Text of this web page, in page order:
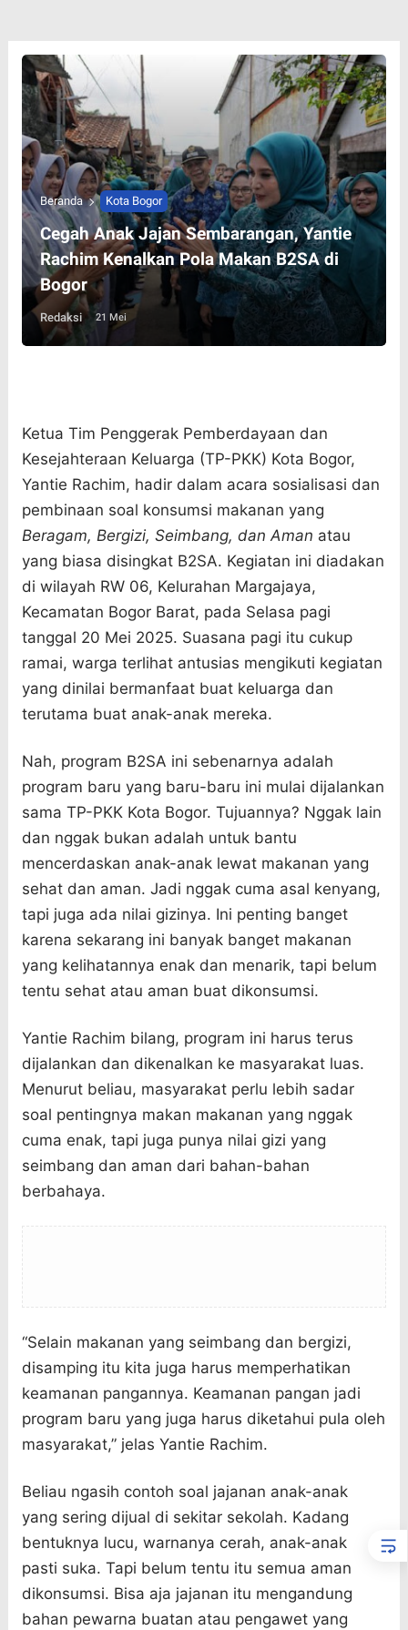
Beranda Kota Bogor
Cegah Anak Jajan Sembarangan, Yantie
Rachim Kenalkan Pola Makan B2SA di
Bogor
Redaksi 21 Mei
Ketua Tim Penggerak Pemberdayaan dan
Kesejahteraan Keluarga (TP-PKK) Kota Bogor,
Yantie Rachim, hadir dalam acara sosialisasi dan
pembinaan soal konsumsi makanan yang
Beragam, Bergizi, Seimbang, dan Aman atau
yang biasa disingkat B2SA. Kegiatan ini diadakan
di wilayah RW 06, Kelurahan Margajaya,
Kecamatan Bogor Barat, pada Selasa pagi
tanggal 20 Mei 2025. Suasana pagi itu cukup
ramai, warga terlihat antusias mengikuti kegiatan
yang dinilai bermanfaat buat keluarga dan
terutama buat anak-anak mereka.
Nah, program B2SA ini sebenarnya adalah
program baru yang baru-baru ini mulai dijalankan
sama TP-PKK Kota Bogor. Tujuannya? Nggak lain
dan nggak bukan adalah untuk bantu
mencerdaskan anak-anak lewat makanan yang
sehat dan aman. Jadi nggak cuma asal kenyang,
tapi juga ada nilai gizinya. Ini penting banget
karena sekarang ini banyak banget makanan
yang kelihatannya enak dan menarik, tapi belum
tentu sehat atau aman buat dikonsumsi.
Yantie Rachim bilang, program ini harus terus
dijalankan dan dikenalkan ke masyarakat luas.
Menurut beliau, masyarakat perlu lebih sadar
soal pentingnya makan makanan yang nggak
cuma enak, tapi juga punya nilai gizi yang
seimbang dan aman dari bahan-bahan
berbahaya.
“Selain makanan yang seimbang dan bergizi,
disamping itu kita juga harus memperhatikan
keamanan pangannya. Keamanan pangan jadi
program baru yang juga harus diketahui pula oleh
masyarakat,” jelas Yantie Rachim.
Beliau ngasih contoh soal jajanan anak-anak
yang sering dijual di sekitar sekolah. Kadang
bentuknya lucu, warnanya cerah, anak-anak
pasti suka. Tapi belum tentu itu semua aman
dikonsumsi. Bisa aja jajanan itu mengandung
bahan pewarna buatan atau pengawet yang